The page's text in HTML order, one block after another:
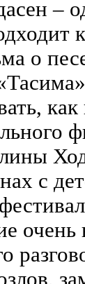
–
о
с
очень